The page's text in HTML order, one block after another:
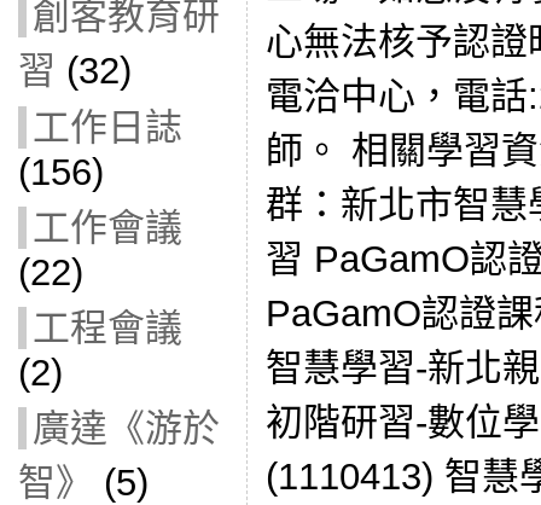
創客教育研
習 (32)
工作日誌
(156)
工作會議
(22)
工程會議
(2)
廣達《游於
智》
(5)
心無法核予認
電洽中心，電
師。 相關學習
群：新北市智
習 PaGamO認
PaGamO認證
智慧學習-新北
初階研習-數位
(1110413) 智慧